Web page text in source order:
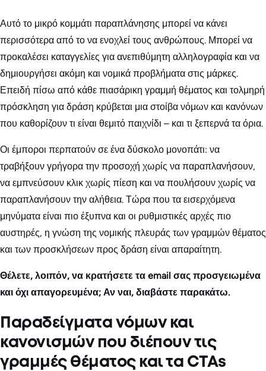
Αυτό το μικρό κομμάτι παραπλάνησης μπορεί να κάνει
περισσότερα από το να ενοχλεί τους ανθρώπους. Μπορεί να
προκαλέσει καταγγελίες για ανεπιθύμητη αλληλογραφία και να
δημιουργήσει ακόμη και νομικά προβλήματα στις μάρκες.
Επειδή πίσω από κάθε πιασάρικη γραμμή θέματος και τολμηρή
πρόσκληση για δράση κρύβεται μια στοίβα νόμων και κανόνων
που καθορίζουν τι είναι θεμιτό παιχνίδι – και τι ξεπερνά τα όρια.
Οι έμποροι περπατούν σε ένα δύσκολο μονοπάτι: να
τραβήξουν γρήγορα την προσοχή χωρίς να παραπλανήσουν,
να εμπνεύσουν κλικ χωρίς πίεση και να πουλήσουν χωρίς να
παραπλανήσουν την αλήθεια. Τώρα που τα εισερχόμενα
μηνύματα είναι πιο έξυπνα και οι ρυθμιστικές αρχές πιο
αυστηρές, η γνώση της νομικής πλευράς των γραμμών θέματος
και των προσκλήσεων προς δράση είναι απαραίτητη.
Θέλετε, λοιπόν, να κρατήσετε τα email σας προσγειωμένα
και όχι απαγορευμένα; Αν ναι, διαβάστε παρακάτω.
Παραδείγματα νόμων και
κανονισμών που διέπουν τις
γραμμές θέματος και τα CTAs